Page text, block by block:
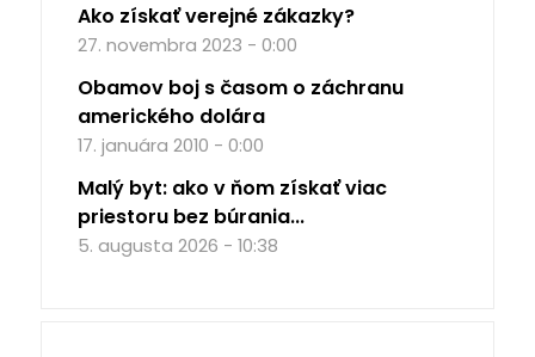
Ako získať verejné zákazky?
27. novembra 2023 - 0:00
Obamov boj s časom o záchranu
amerického dolára
17. januára 2010 - 0:00
Malý byt: ako v ňom získať viac
priestoru bez búrania...
5. augusta 2026 - 10:38